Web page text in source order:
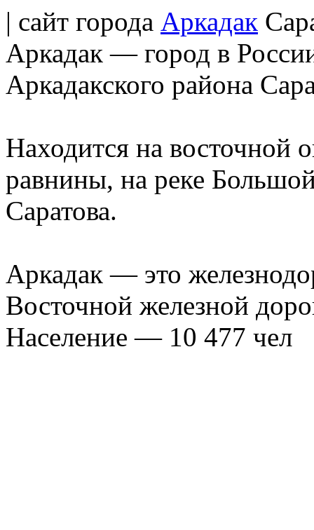
| сайт города Аркадак
Аркадак — город в
Аркадакского района
Находится на восточной
равнины, на реке
Саратова.
Аркадак — это
Восточной железной
Население — 10 477 чел